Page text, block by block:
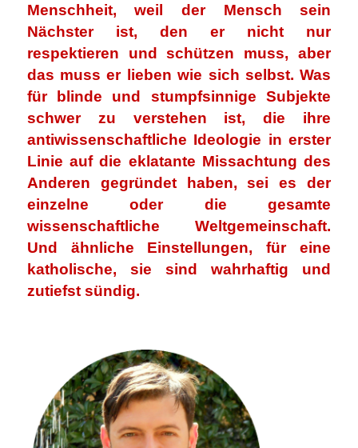
Menschheit, weil der Mensch sein
Nächster ist, den er nicht nur
respektieren und schützen muss, aber
das muss er lieben wie sich selbst. Was
für blinde und stumpfsinnige Subjekte
schwer zu verstehen ist, die ihre
antiwissenschaftliche Ideologie in erster
Linie auf die eklatante Missachtung des
Anderen gegründet haben, sei es der
einzelne oder die gesamte
wissenschaftliche Weltgemeinschaft.
Und ähnliche Einstellungen, für eine
katholische, sie sind wahrhaftig und
zutiefst sündig.